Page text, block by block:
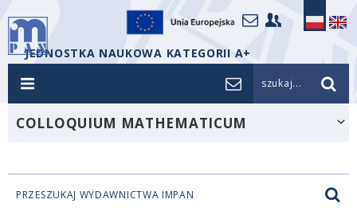
JEDNOSTKA NAUKOWA KATEGORII A+
szukaj...
COLLOQUIUM MATHEMATICUM
PRZESZUKAJ WYDAWNICTWA IMPAN